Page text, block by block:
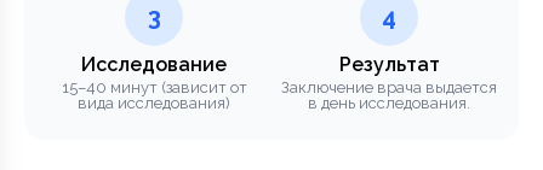
3
Исследование
15–40 минут (зависит от
вида исследования)
4
Результат
Заключение врача выдается
в день исследования.